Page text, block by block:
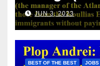
Atlantis
with those
Hotels
immigrants
them for
JUN 3, 2023
BEST OF THE BEST JOBS